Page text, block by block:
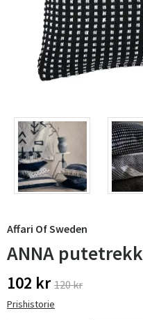
Affari Of Sweden
ANNA
102 kr 120 kr
Prishistorie